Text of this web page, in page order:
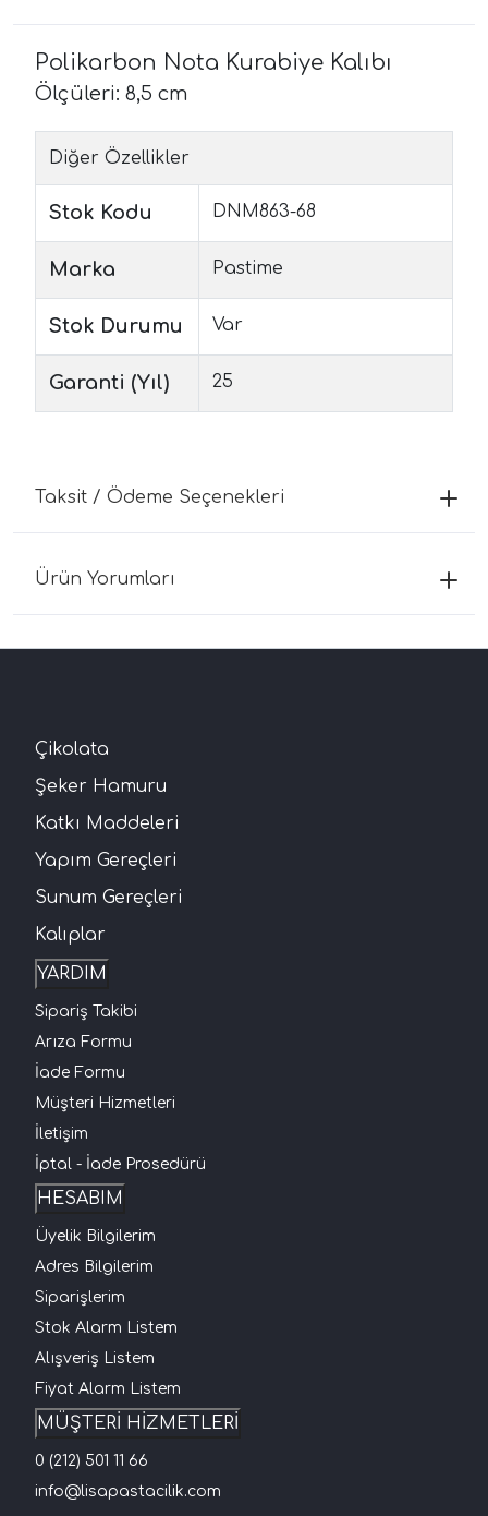
Polikarbon Nota Kurabiye Kalıbı
Ölçüleri: 8,5 cm
Diğer Özellikler
Stok Kodu DNM863-68
Marka Pastime
Stok Durumu Var
Garanti (Yıl) 25
Taksit / Ödeme Seçenekleri
Ürün Yorumları
Çikolata
Şeker Hamuru
Katkı Maddeleri
Yapım Gereçleri
Sunum Gereçleri
Kalıplar
YARDIM
Sipariş Takibi
Arıza Formu
İade Formu
Müşteri Hizmetleri
İletişim
İptal - İade Prosedürü
HESABIM
Üyelik Bilgilerim
Adres Bilgilerim
Siparişlerim
Stok Alarm Listem
Alışveriş Listem
Fiyat Alarm Listem
MÜŞTERİ HİZMETLERİ
0 (212) 501 11 66
info@lisapastacilik.com